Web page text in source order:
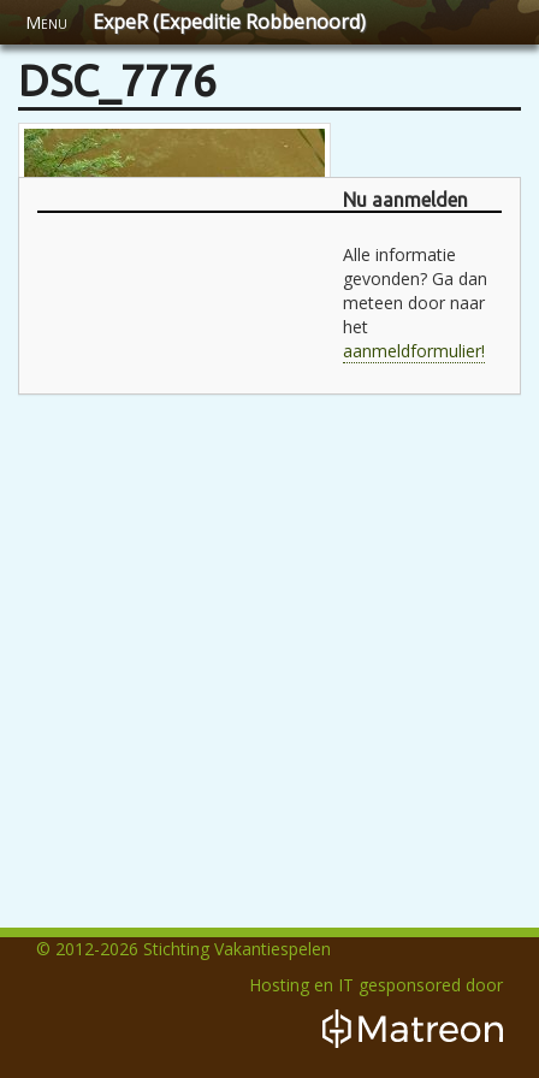
Menu ExpeR (Expeditie Robbenoord)
DSC_7776
Nu aanmelden
Alle informatie
gevonden? Ga dan
meteen door naar
het
aanmeldformulier!
© 2012-2026 Stichting Vakantiespelen
Hosting en IT gesponsored door